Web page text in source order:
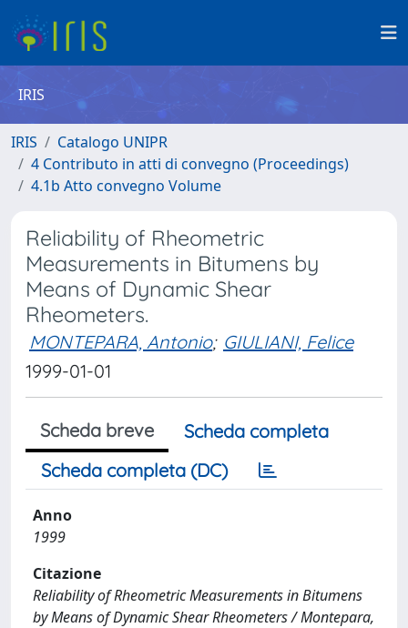
IRIS
IRIS
Catalogo UNIPR
4 Contributo in atti di convegno (Proceedings)
4.1b Atto convegno Volume
Reliability of Rheometric
Measurements in Bitumens by
Means of Dynamic Shear
Rheometers.
MONTEPARA, Antonio; GIULIANI, Felice
1999-01-01
Scheda breve
Scheda completa
Scheda completa (DC)
Anno
1999
Citazione
Reliability of Rheometric Measurements in Bitumens
by Means of Dynamic Shear Rheometers / Montepara,